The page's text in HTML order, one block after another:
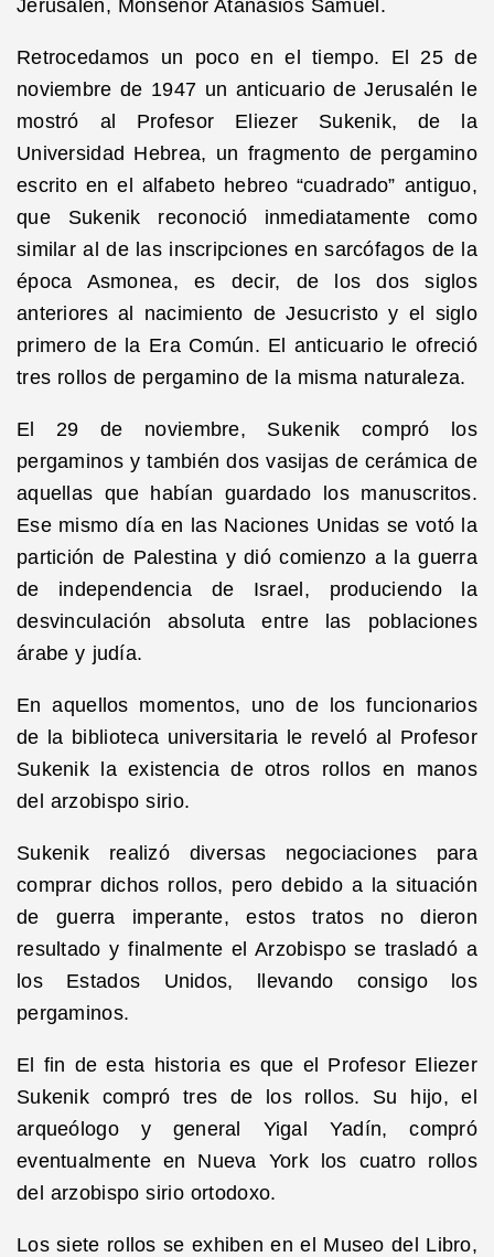
Jerusalén, Monseñor Atanasios Samuel.
Retrocedamos un poco en el tiempo. El 25 de
noviembre de 1947 un anticuario de Jerusalén le
mostró al Profesor Eliezer Sukenik, de la
Universidad Hebrea, un fragmento de pergamino
escrito en el alfabeto hebreo “cuadrado” antiguo,
que Sukenik reconoció inmediatamente como
similar al de las inscripciones en sarcófagos de la
época Asmonea, es decir, de los dos siglos
anteriores al nacimiento de Jesucristo y el siglo
primero de la Era Común. El anticuario le ofreció
tres rollos de pergamino de la misma naturaleza.
El 29 de noviembre, Sukenik compró los
pergaminos y también dos vasijas de cerámica de
aquellas que habían guardado los manuscritos.
Ese mismo día en las Naciones Unidas se votó la
partición de Palestina y dió comienzo a la guerra
de independencia de Israel, produciendo la
desvinculación absoluta entre las poblaciones
árabe y judía.
En aquellos momentos, uno de los funcionarios
de la biblioteca universitaria le reveló al Profesor
Sukenik la existencia de otros rollos en manos
del arzobispo sirio.
Sukenik realizó diversas negociaciones para
comprar dichos rollos, pero debido a la situación
de guerra imperante, estos tratos no dieron
resultado y finalmente el Arzobispo se trasladó a
los Estados Unidos, llevando consigo los
pergaminos.
El fin de esta historia es que el Profesor Eliezer
Sukenik compró tres de los rollos. Su hijo, el
arqueólogo y general Yigal Yadín, compró
eventualmente en Nueva York los cuatro rollos
del arzobispo sirio ortodoxo.
Los siete rollos se exhiben en el Museo del Libro,